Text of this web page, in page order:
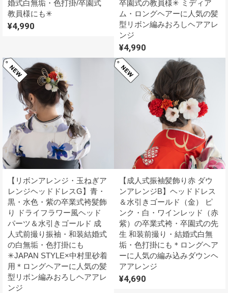
婚式白無垢・色打掛/卒園式
教員様にも✳︎
¥4,990
卒園式の教員様✳︎ ミディア
ム・ロングヘアーに人気の髪
型リボン編みおろしヘアアレ
ンジ
¥4,990
【リボンアレンジ・玉ねぎア
レンジヘッドドレスG】青・
黒・水色・紫の卒業式袴髪飾
り ドライフラワー風ヘッド
パーツ＆水引きゴールド 成
人式前撮り振袖・和装結婚式
の白無垢・色打掛にも
✳︎JAPAN STYLE×中村里砂着
用＊ロングヘアーに人気の髪
型リボン編みおろしヘアアレ
ンジ
【成人式振袖髪飾り赤 ダウ
ンアレンジB】ヘッドドレス
＆水引きゴールド（金） ピ
ンク・白・ワインレッド（赤
紫）の卒業式袴・卒園式の先
生 和装前撮り・結婚式白無
垢・色打掛にも＊ロングヘア
ーに人気の編み込みダウンヘ
アアレンジ
¥4,690